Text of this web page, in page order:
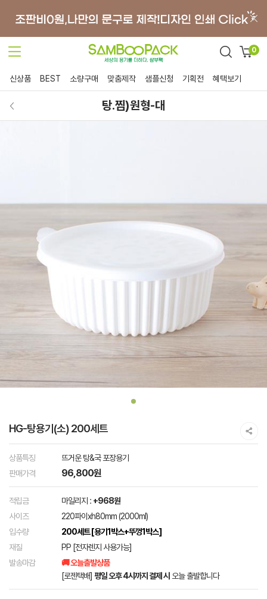
0
신상품 BEST 소량구매 맞춤제작 샘플신청 기획전 혜택보기
탕.찜)원형-대
HG-탕용기(소) 200세트
상품특징
뜨거운 탕&국 포장용기
판매가격
96,800원
적립금 마일리지 : +968원
사이즈
220파이xh80mm (2000ml)
입수량
200세트 [용기1박스+뚜껑1박스]
재질
PP [전자렌지 사용가능]
발송마감
🚚 오늘출발상품
[로젠택배] 평일 오후 4시까지 결제 시 오늘 출발합니다